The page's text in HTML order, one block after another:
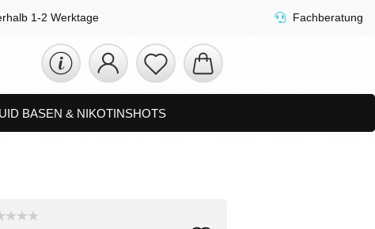
1-2 Werktage Fachberatung
BASEN & NIKOTINSHOTS